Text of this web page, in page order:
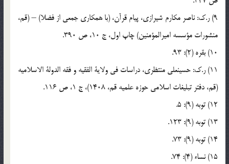
9) ر.ک: ناصر مکارم شیرازی، پیام قرآن، (با همکاری جمعی از فضلا) – (قم،
منشورات مؤسسه امیرالمؤمنین) چاپ اول، ج 10، ص 390.
10) بقره (2): 93.
11) ر.ک: حسینعلی منتظری، دراسات فی ولایة الفقیه و فقه الدولة الاسلامیه
(قم، دفتر تبلیغات اسلامی حوزه علمیه قم، 1408)، ج 1، ص 116.
12) توبه (9): 5.
13) توبه (9): 123.
14) توبه (9): 73.
15) نساء (4): 74.